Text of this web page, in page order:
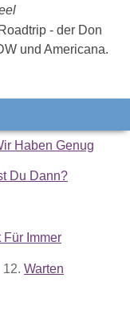
- der Don
und Americana.
Haben Genug
Du Dann?
Für Immer
12. Warten